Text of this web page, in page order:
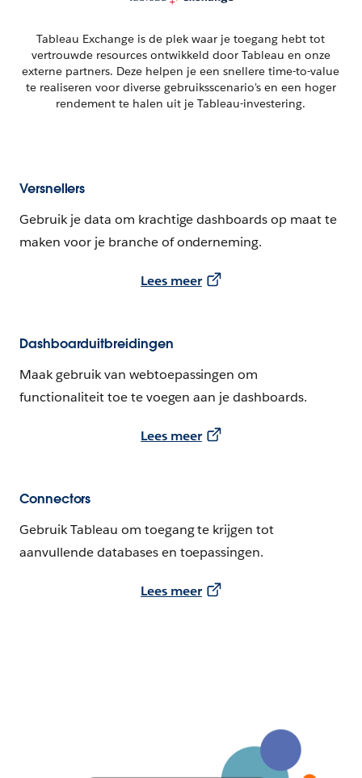
Tableau Exchange is de plek waar je toegang hebt tot
vertrouwde resources ontwikkeld door Tableau en onze
externe partners. Deze helpen je een snellere time-to-value
te realiseren voor diverse gebruiksscenario's en een hoger
rendement te halen uit je Tableau-investering.
Versnellers
Gebruik je data om krachtige dashboards op maat te
maken voor je branche of onderneming.
Lees meer
Dashboarduitbreidingen
Maak gebruik van webtoepassingen om
functionaliteit toe te voegen aan je dashboards.
Lees meer
Connectors
Gebruik Tableau om toegang te krijgen tot
aanvullende databases en toepassingen.
Lees meer